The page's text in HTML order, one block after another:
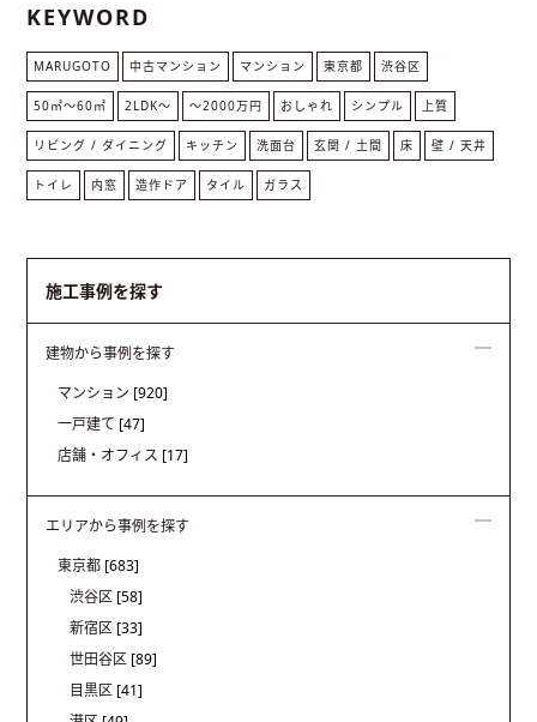
KEYWORD
MARUGOTO 中古マンション マンション 東京都 渋谷区
50㎡〜60㎡ 2LDK〜 〜2000万円 おしゃれ シンプル 上質
リビング / ダイニング キッチン 洗面台 玄関 / 土間 床 壁 / 天井
トイレ 内窓 造作ドア タイル ガラス
施工事例を探す
建物から事例を探す
マンション [920]
一戸建て [47]
店舗・オフィス [17]
エリアから事例を探す
東京都 [683]
渋谷区 [58]
新宿区 [33]
世田谷区 [89]
目黒区 [41]